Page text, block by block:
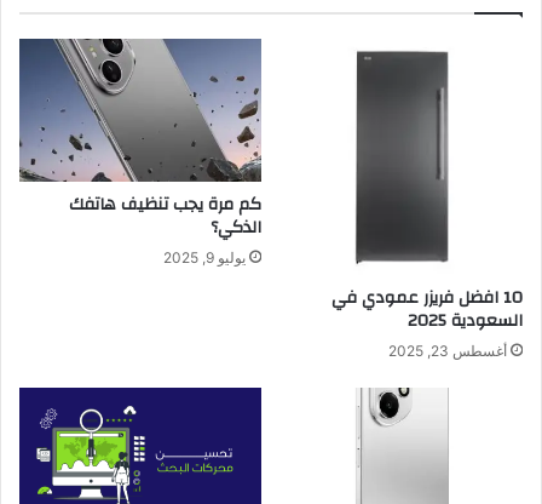
10 افضل فريزر عمودي​ في
السعودية​ 2025
أغسطس 23, 2025
كم مرة يجب تنظيف هاتفك
الذكي؟
يوليو 9, 2025